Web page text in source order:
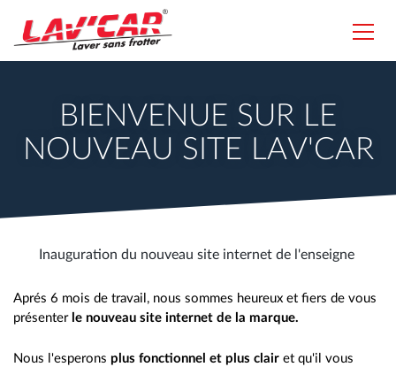
Lavcar
BIENVENUE SUR LE
NOUVEAU SITE LAV'CAR
Inauguration du nouveau site internet de l'enseigne
Aprés 6 mois de travail, nous sommes heureux et fiers de vous
présenterle nouveau site internet de la marque.
Nous l'esperons plus fonctionnel et plus clair et qu'il vous